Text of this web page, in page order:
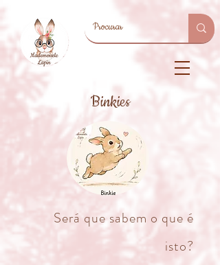
Binkies
Será que sabem o que é
isto?